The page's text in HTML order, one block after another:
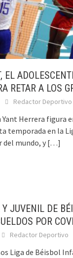
EL
RETAR A LOS
Redactor Deportivo
Herrera figura
temporada en la
mundo, y […]
JUVENIL DE
POR
Redactor Deportivo
Liga de Béisbol